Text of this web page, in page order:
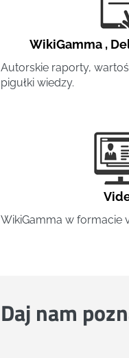
WikiGamma ,
Autorskie raporty,
pigułki wiedzy.
WikiGamma w formacie
Daj nam